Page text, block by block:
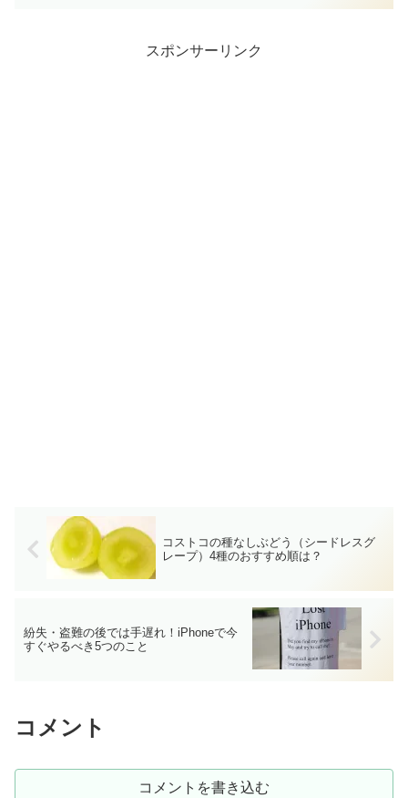
スポンサーリンク
コストコの種なしぶどう（シードレスグ
レープ）4種のおすすめ順は？
紛失・盗難の後では手遅れ！iPhoneで今
すぐやるべき5つのこと
コメント
コメントを書き込む